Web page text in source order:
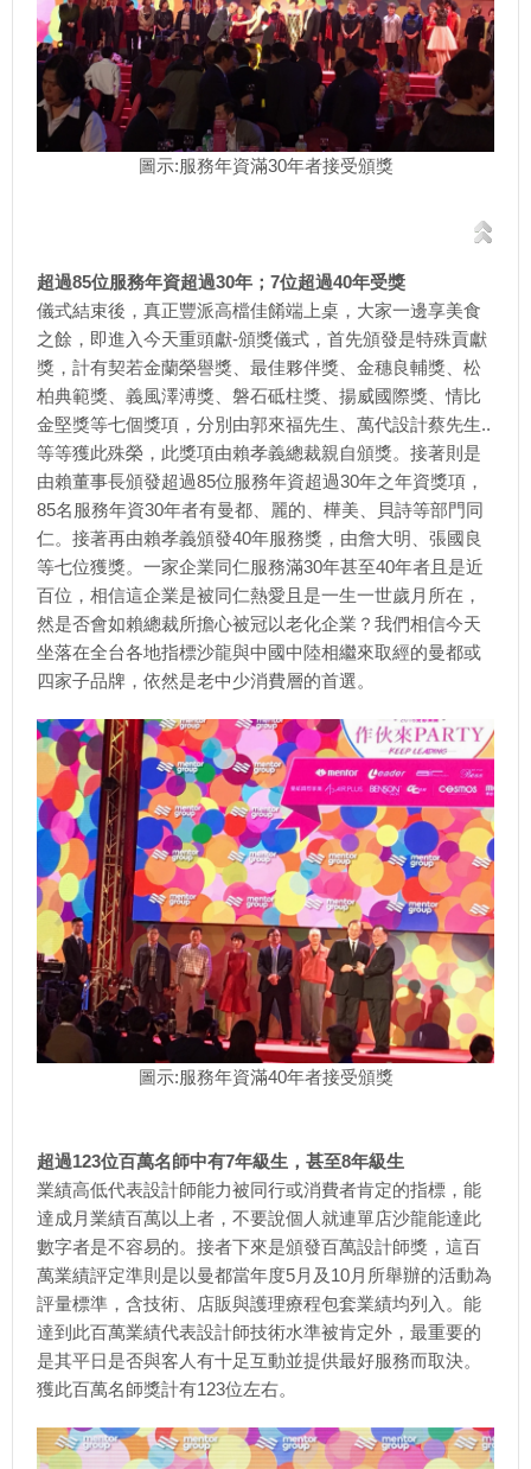
圖示:服務年資滿30年者接受頒獎
超過85位服務年資超過30年；7位超過40年受獎
儀式結束後，真正豐派高檔佳餚端上桌，大家一邊享美食
之餘，即進入今天重頭獻-頒獎儀式，首先頒發是特殊貢獻
獎，計有契若金蘭榮譽獎、最佳夥伴獎、金穗良輔獎、松
柏典範獎、義風澤溥獎、磐石砥柱獎、揚威國際獎、情比
金堅獎等七個獎項，分別由郭來福先生、萬代設計蔡先生..
等等獲此殊榮，此獎項由賴孝義總裁親自頒獎。接著則是
由賴董事長頒發超過85位服務年資超過30年之年資獎項，
85名服務年資30年者有曼都、麗的、樺美、貝詩等部門同
仁。接著再由賴孝義頒發40年服務獎，由詹大明、張國良
等七位獲獎。一家企業同仁服務滿30年甚至40年者且是近
百位，相信這企業是被同仁熱愛且是一生一世歲月所在，
然是否會如賴總裁所擔心被冠以老化企業？我們相信今天
坐落在全台各地指標沙龍與中國中陸相繼來取經的曼都或
四家子品牌，依然是老中少消費層的首選。
圖示:服務年資滿40年者接受頒獎
超過123位百萬名師中有7年級生，甚至8年級生
業績高低代表設計師能力被同行或消費者肯定的指標，能
達成月業績百萬以上者，不要說個人就連單店沙龍能達此
數字者是不容易的。接者下來是頒發百萬設計師獎，這百
萬業績評定準則是以曼都當年度5月及10月所舉辦的活動為
評量標準，含技術、店販與護理療程包套業績均列入。能
達到此百萬業績代表設計師技術水準被肯定外，最重要的
是其平日是否與客人有十足互動並提供最好服務而取決。
獲此百萬名師獎計有123位左右。